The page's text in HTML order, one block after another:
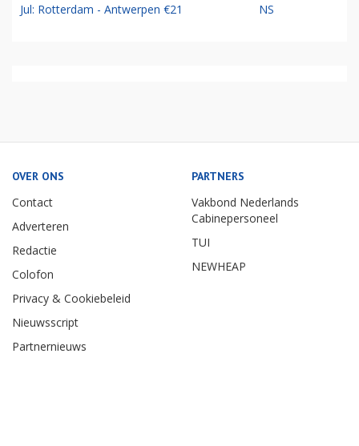
Jul: Rotterdam - Antwerpen €21 NS
OVER ONS
Contact
Adverteren
Redactie
Colofon
Privacy & Cookiebeleid
Nieuwsscript
Partnernieuws
PARTNERS
Vakbond Nederlands
Cabinepersoneel
TUI
NEWHEAP